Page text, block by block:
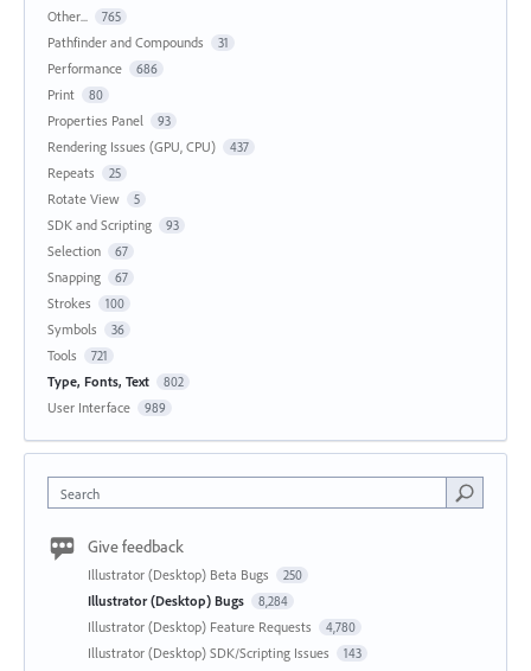
Other... 765
Pathfinder and Compounds 31
Performance 686
Print 80
Properties Panel 93
Rendering Issues (GPU, CPU) 437
Repeats 25
Rotate View 5
SDK and Scripting 93
Selection 67
Snapping 67
Strokes 100
Symbols 36
Tools 721
Type, Fonts, Text 802
User Interface 989
Search
Give feedback
Illustrator (Desktop) Beta Bugs 250
Illustrator (Desktop) Bugs 8,284
Illustrator (Desktop) Feature Requests 4,780
Illustrator (Desktop) SDK/Scripting Issues 143